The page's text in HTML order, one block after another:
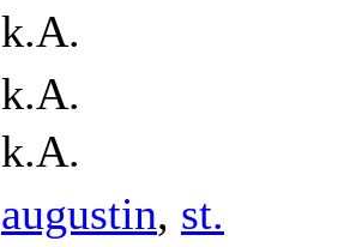
k.A.
k.A.
k.A.
augustin, st.